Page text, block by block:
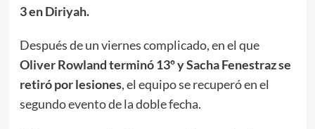
3 en Diriyah.
Después de un viernes complicado, en el que
Oliver Rowland terminó 13º y Sacha Fenestraz se
retiró por lesiones, el equipo se recuperó en el
segundo evento de la doble fecha.